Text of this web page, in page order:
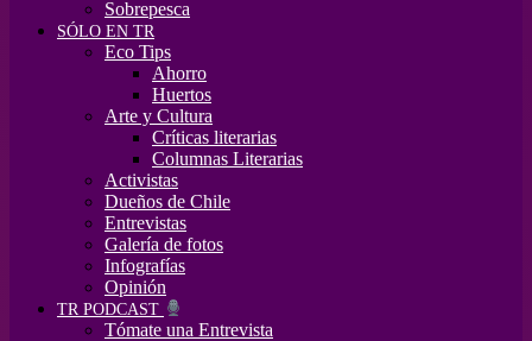
Sobrepesca
SÓLO EN TR
Eco Tips
Ahorro
Huertos
Arte y Cultura
Críticas literarias
Columnas Literarias
Activistas
Dueños de Chile
Entrevistas
Galería de fotos
Infografías
Opinión
TR PODCAST
Tómate una Entrevista